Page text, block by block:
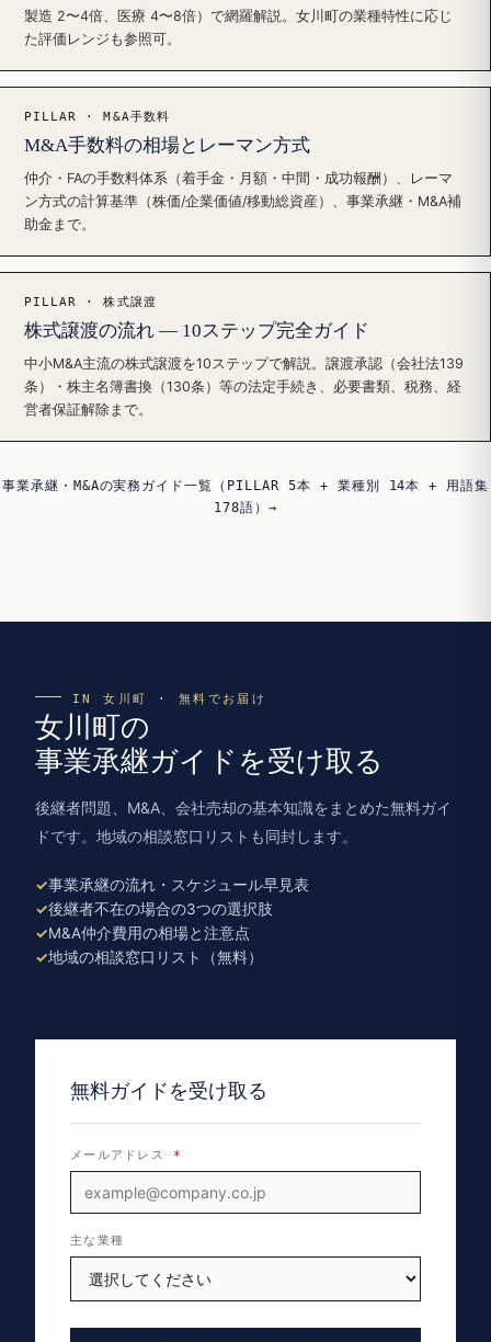
製造 2〜4倍、医療 4〜8倍）で網羅解説。女川町の業種特性に応じ
た評価レンジも参照可。
PILLAR · M&A手数料
M&A手数料の相場とレーマン方式
仲介・FAの手数料体系（着手金・月額・中間・成功報酬）、レーマ
ン方式の計算基準（株価/企業価値/移動総資産）、事業承継・M&A補
助金まで。
PILLAR · 株式譲渡
株式譲渡の流れ — 10ステップ完全ガイド
中小M&A主流の株式譲渡を10ステップで解説。譲渡承認（会社法139
条）・株主名簿書換（130条）等の法定手続き、必要書類、税務、経
営者保証解除まで。
事業承継・M&Aの実務ガイド一覧（PILLAR 5本 + 業種別 14本 + 用語集
178語）→
IN 女川町 · 無料でお届け
女川町の
事業承継ガイドを受け取る
後継者問題、M&A、会社売却の基本知識をまとめた無料ガイ
ドです。地域の相談窓口リストも同封します。
事業承継の流れ・スケジュール早見表
後継者不在の場合の3つの選択肢
M&A仲介費用の相場と注意点
地域の相談窓口リスト（無料）
無料ガイドを受け取る
メールアドレス *
主な業種